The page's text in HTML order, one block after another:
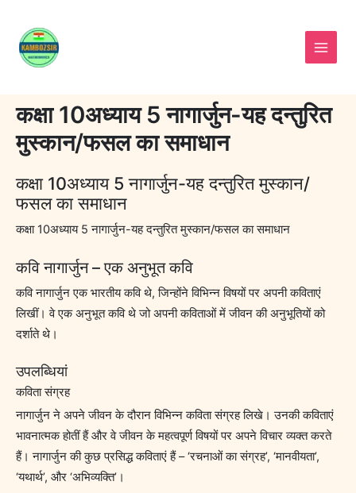
content
कक्षा 10अध्याय 5 नागार्जुन-यह दन्तुरित
मुस्कान/फसल का समाधान
कक्षा 10अध्याय 5 नागार्जुन-यह दन्तुरित मुस्कान/
फसल का समाधान
कक्षा 10अध्याय 5 नागार्जुन-यह दन्तुरित मुस्कान/फसल का समाधान
कवि नागार्जुन – एक अनुभूत कवि
कवि नागार्जुन एक भारतीय कवि थे, जिन्होंने विभिन्न विषयों पर अपनी कविताएं
लिखीं। वे एक अनुभूत कवि थे जो अपनी कविताओं में जीवन की अनुभूतियों को
दर्शाते थे।
उपलब्धियां
कविता संग्रह
नागार्जुन ने अपने जीवन के दौरान विभिन्न कविता संग्रह लिखे। उनकी कविताएं
भावनात्मक होतीं हैं और वे जीवन के महत्वपूर्ण विषयों पर अपने विचार व्यक्त करते
हैं। नागार्जुन की कुछ प्रसिद्ध कविताएं हैं – ‘रचनाओं का संग्रह’, ‘मानवीयता’,
‘यथार्थ’, और ‘अभिव्यक्ति’।